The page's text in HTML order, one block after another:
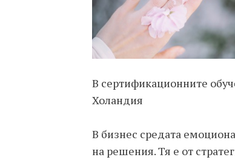
В сертификационните
Холандия
В бизнес средата
на решения. Тя е от